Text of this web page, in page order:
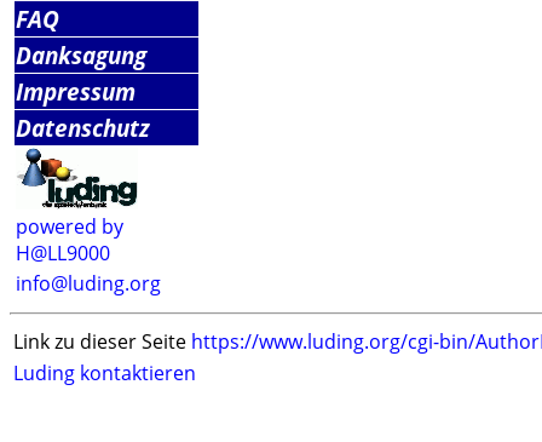
FAQ
Danksagung
Impressum
Datenschutz
powered by
H@LL9000
info@luding.org
Link zu dieser Seite https://www.luding.org/cgi-bin/
Luding kontaktieren